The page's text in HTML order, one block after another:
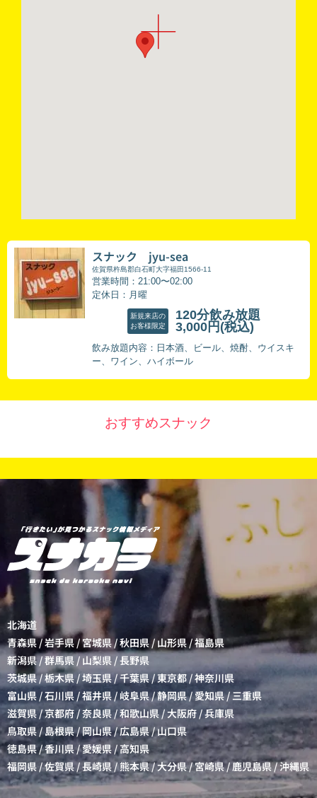
スナック jyu-sea
佐賀県杵島郡白石町大字福田1566-11
営業時間：21:00〜02:00
定休日：月曜
新規来店の
お客様限定
120分飲み放題
3,000円 (税込)
飲み放題内容：日本酒、ビール、焼酎、ウイスキ
ー、ワイン、ハイボール
おすすめスナック
北海道
青森県/岩手県/宮城県/秋田県 / 山形県/福島県
新潟県/群馬県 / 山梨県 /長野県
茨城県 /栃木県/埼玉県/千葉県/東京都 /神奈川県
富山県 /石川県 /福井県/岐阜県/静岡県/愛知県/三重県
滋賀県/京都府/奈良県 /和歌山県/大阪府 /兵庫県
鳥取県 / 島根県/岡山県/広島県/山口県
徳島県/香川県/愛媛県 /高知県
福岡県 /佐賀県 /長崎県/熊本県/大分県/宮崎県/鹿児島県/沖縄県